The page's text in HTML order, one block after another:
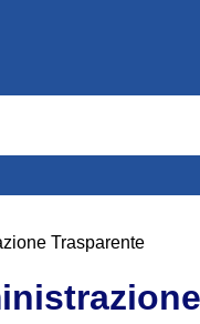
Trasparente